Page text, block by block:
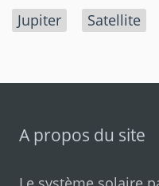
Jupiter Satellite
A propos du site